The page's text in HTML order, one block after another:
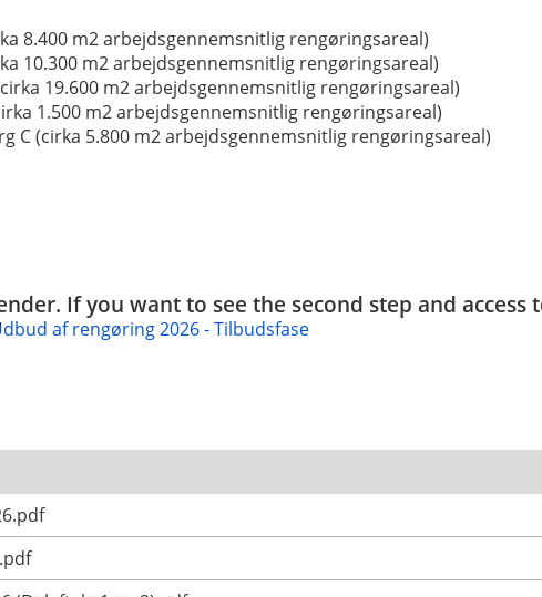
8.400 m2 arbejdsgennemsnitlig rengøringsareal)
10.300 m2 arbejdsgennemsnitlig rengøringsareal)
19.600 m2 arbejdsgennemsnitlig rengøringsareal)
1.500 m2 arbejdsgennemsnitlig rengøringsareal)
C (cirka 5.800 m2 arbejdsgennemsnitlig rengøringsareal)
If you want to see the second step and
af rengøring 2026 - Tilbudsfase